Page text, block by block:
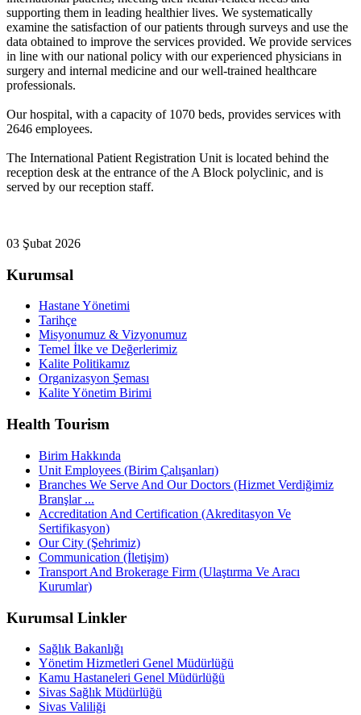
supporting them in leading healthier lives. We systematically
examine the satisfaction of our patients through surveys and use the
data obtained to improve the services provided. We provide services
in line with our national policy with our experienced physicians in
surgery and internal medicine and our well-trained healthcare
professionals.
Our hospital, with a capacity of 1070 beds, provides services with
2646 employees.
The International Patient Registration Unit is located behind the
reception desk at the entrance of the A Block polyclinic, and is
served by our reception staff.
03 Şubat 2026
Kurumsal
Hastane Yönetimi
Tarihçe
Misyonumuz & Vizyonumuz
Temel İlke ve Değerlerimiz
Kalite Politikamız
Organizasyon Şeması
Kalite Yönetim Birimi
Health Tourism
Birim Hakkında
Unit Employees (Birim Çalışanları)
Branches We Serve And Our Doctors (Hizmet Verdiğimiz
Branşlar ...
Accreditation And Certification (Akreditasyon Ve
Sertifikasyon)
Our City (Şehrimiz)
Communication (İletişim)
Transport And Brokerage Firm (Ulaştırma Ve Aracı
Kurumlar)
Kurumsal Linkler
Sağlık Bakanlığı
Yönetim Hizmetleri Genel Müdürlüğü
Kamu Hastaneleri Genel Müdürlüğü
Sivas Sağlık Müdürlüğü
Sivas Valiliği